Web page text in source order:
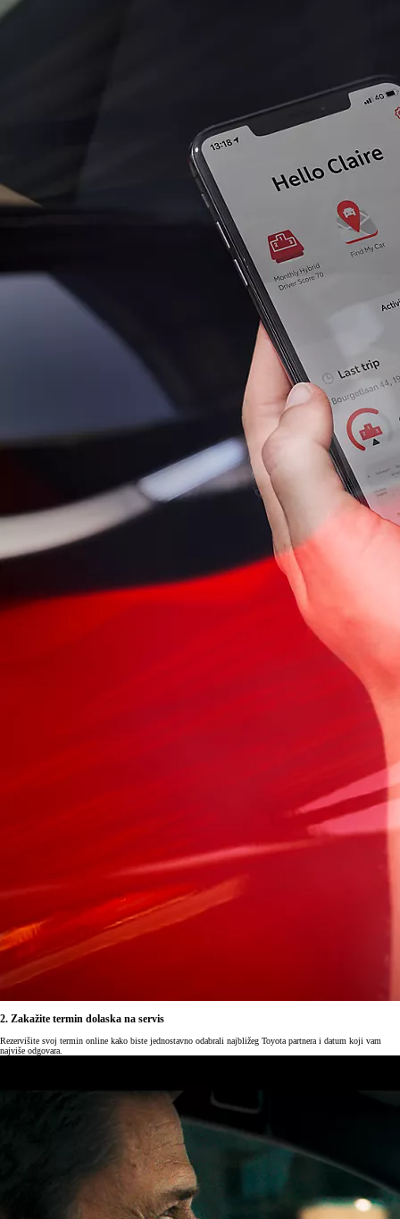
2. Zakažite termin dolaska na servis
Rezervišite svoj termin online kako biste jednostavno odabrali najbližeg Toyota partnera i datum koji vam
najviše odgovara.